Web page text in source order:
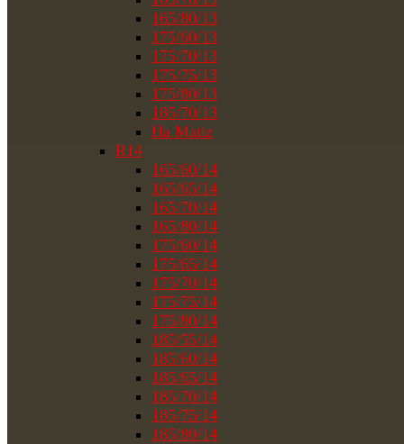
165/80/13
175/60/13
175/70/13
175/75/13
175/80/13
185/70/13
На Matiz
R14
165/60/14
165/65/14
165/70/14
165/80/14
175/60/14
175/65/14
175/70/14
175/75/14
175/80/14
185/55/14
185/60/14
185/65/14
185/70/14
185/75/14
185/80/14